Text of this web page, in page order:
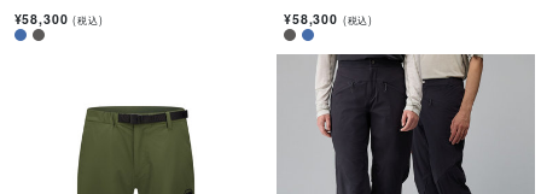
¥58,300(税込)
¥58,300 (税込)